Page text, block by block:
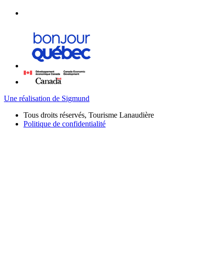
Une réalisation de Sigmund
Tous droits réservés, Tourisme Lanaudière
Politique de confidentialité